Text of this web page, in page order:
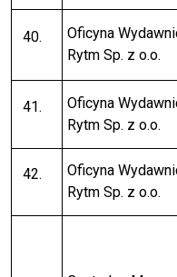
Oficyna
Rytm Sp. z o.o.
Oficyna
Rytm Sp. z o.o.
Oficyna
Rytm Sp. z o.o.